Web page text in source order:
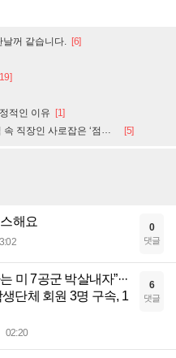
날꺼 같습니다. [6]
적인 이유 [1]
인 사로잡은 ‘점심 몰캉스’ [5]
해요 0
댓글
미 7공군 박살내자”···
단체 회원 3명 구속, 1
02:20
6
댓글